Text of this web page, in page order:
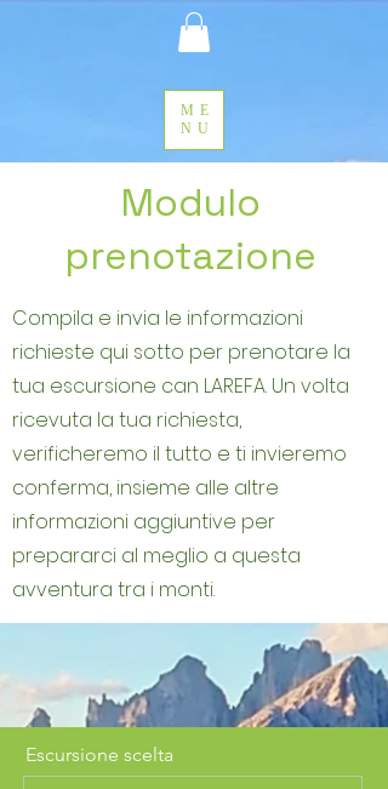
ME
NU
Modulo
prenotazione
Compila e invia le informazioni
richieste qui sotto per prenotare la
tua escursione can LAREFA. Un volta
ricevuta la tua richiesta,
verificheremo il tutto e ti invieremo
conferma, insieme alle altre
informazioni aggiuntive per
prepararci al meglio a questa
avventura tra i monti.
Escursione scelta